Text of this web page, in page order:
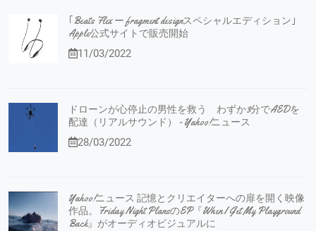
｢Beats Flex ー fragment designスペシャルエディション｣
Apple公式サイトで販売開始
11/03/2022
ドローンが心停止の男性を救う わずか3分でAEDを
配達（リアルサウンド） - Yahoo!ニュース
28/03/2022
Yahoo!ニュース 記憶とクリエイターへの扉を開く映像
作品。Friday Night PlansのEP『When I Get My Playground
Back』がオーディオビジュアルに